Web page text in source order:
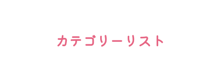
カテゴリーリスト